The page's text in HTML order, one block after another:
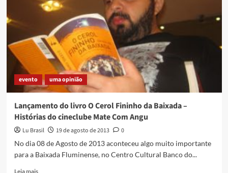
evento uma opinião
Lançamento do livro O Cerol Fininho da Baixada –
Histórias do cineclube Mate Com Angu
Lu Brasil 19 de agosto de 2013
0
No dia 08 de Agosto de 2013 aconteceu algo muito importante
para a Baixada Fluminense, no Centro Cultural Banco do...
Leia maisRead